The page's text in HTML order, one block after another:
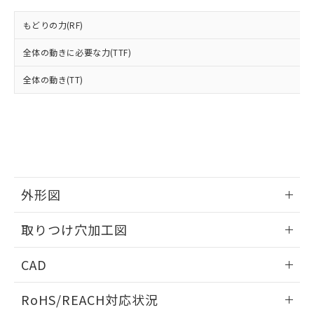
もどりの力(RF)
全体の動きに必要な力(TTF)
全体の動き(TT)
外形図
取りつけ穴加工図
CAD
ドすることができます。
RoHS/REACH対応状況
および当社の共同利用者が、当社の製
品・サービスに関するお客様との取
をご了承ください。
の共同利用に関して"
用者の範囲」に記載されている法人を
とができます。
EU RoHS指令（10物質）の非含有証明書
51物質の非含有証明書（当社基準）
※本証明書は発行日時点で非含有を証明す
欄に対応日を記載しておりました。
既に当社にて対応品への在庫切替を完了
り、2022年1月12日より割愛しておりま
す。